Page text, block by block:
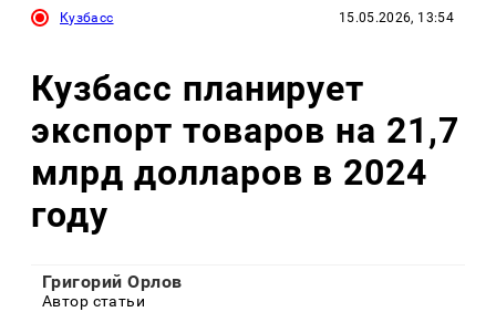
Кузбасс 15.05.2026, 13:54
Кузбасс планирует
экспорт товаров на 21,7
млрд долларов в 2024
году
Григорий Орлов
Автор статьи